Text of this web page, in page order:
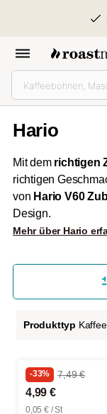
Hario
Mit dem richtigen
richtigen
von Hario V60
Design.
Mehr über Hario
Produkttyp
-33% 7,49 €
4,99 €
0,05 € / St